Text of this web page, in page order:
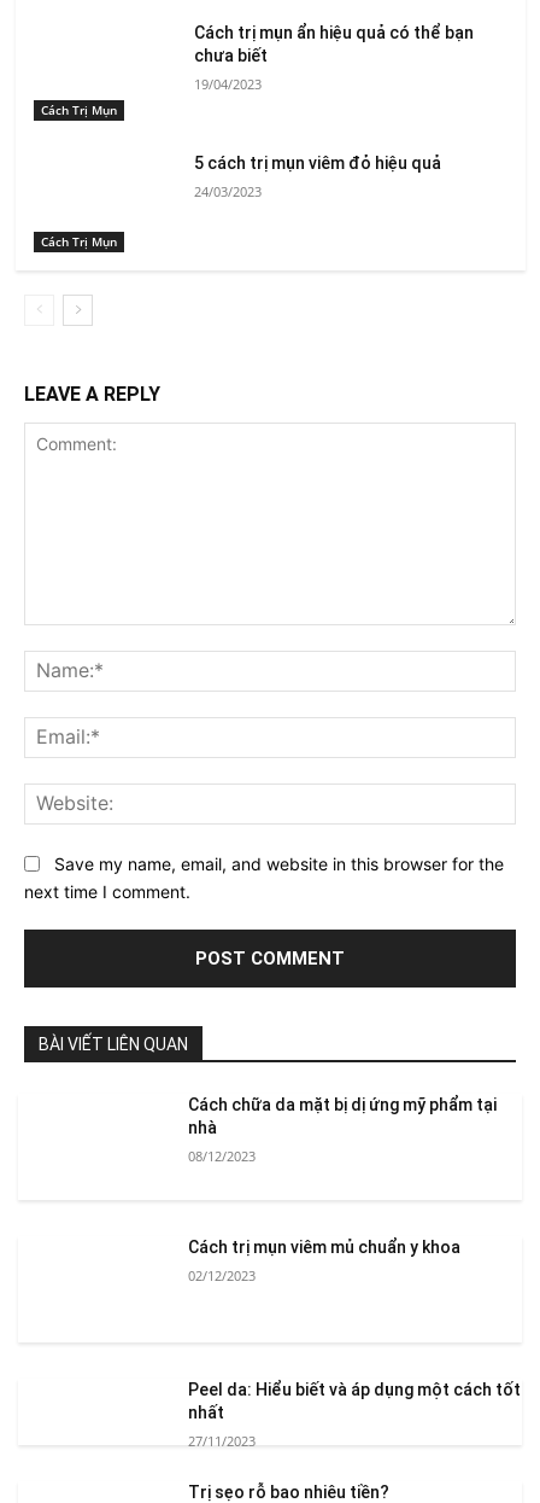
Cách Trị Mụn
Cách trị mụn ẩn hiệu quả có thể bạn
chưa biết
19/04/2023
Cách Trị Mụn
5 cách trị mụn viêm đỏ hiệu quả
24/03/2023
LEAVE A REPLY
Save my name, email, and website in this browser for the
next time I comment.
BÀI VIẾT LIÊN QUAN
Cách chữa da mặt bị dị ứng mỹ phẩm tại
nhà
08/12/2023
Cách trị mụn viêm mủ chuẩn y khoa
02/12/2023
Peel da: Hiểu biết và áp dụng một cách tốt
nhất
27/11/2023
Trị sẹo rỗ bao nhiêu tiền?